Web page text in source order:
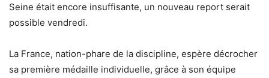
Seine était encore insuffisante, un nouveau report serait
possible vendredi.
La France, nation-phare de la discipline, espère décrocher
sa première médaille individuelle, grâce à son équipe